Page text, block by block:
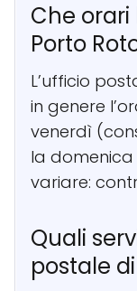
Che orari
Porto
L’ufficio
in genere
venerdì
la domenica
variare:
Quali
postale